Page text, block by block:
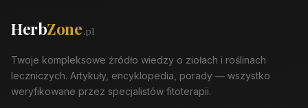
HerbZone.pl
Twoje kompleksowe źródło wiedzy o ziołach i roślinach
leczniczych. Artykuły, encyklopedia, porady — wszystko
weryfikowane przez specjalistów fitoterapii.